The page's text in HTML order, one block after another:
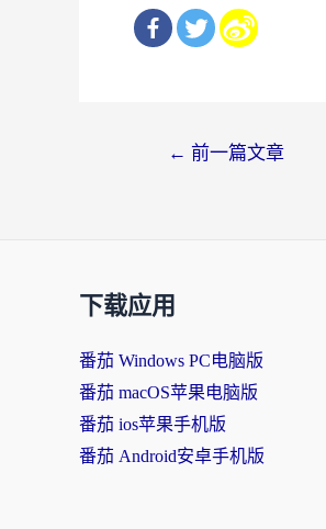
← 前一篇文章
下载应用
番茄 Windows PC电脑版
番茄 macOS苹果电脑版
番茄 ios苹果手机版
番茄 Android安卓手机版